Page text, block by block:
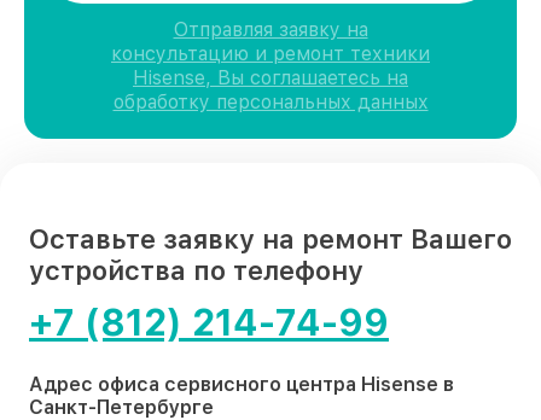
Отправляя заявку на
консультацию и ремонт техники
Hisense, Вы соглашаетесь на
обработку персональных данных
Оставьте заявку на ремонт Вашего
устройства по телефону
+7 (812) 214-74-99
Адрес офиса сервисного центра Hisense в
Санкт-Петербурге